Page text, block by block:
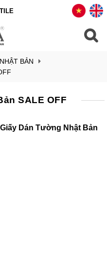
BẢN
SALE OFF
Giấy Dán Tường Nhật Bản